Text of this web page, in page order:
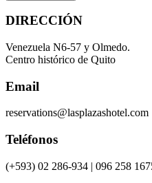
DIRECCIÓN
Venezuela N6-57 y Olmedo.
Centro histórico de Quito
Email
reservations@lasplazashotel.com
Teléfonos
(+593) 02 286-934 | 096 258